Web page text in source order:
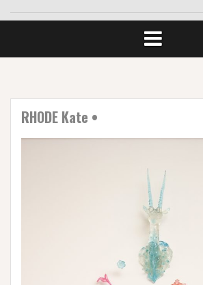
RHODE Kate •